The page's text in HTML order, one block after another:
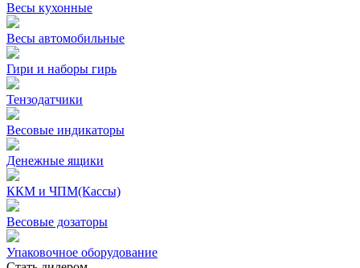
Весы кухонные
Весы автомобильные
Гири и наборы гирь
Тензодатчики
Весовые индикаторы
Денежные ящики
ККМ и ЧПМ(Кассы)
Весовые дозаторы
Упаковочное оборудование